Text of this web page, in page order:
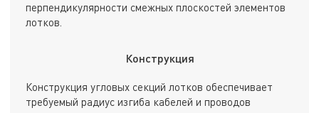
перпендикулярности смежных плоскостей элементов
лотков.
Конструкция
Конструкция угловых секций лотков обеспечивает
требуемый радиус изгиба кабелей и проводов